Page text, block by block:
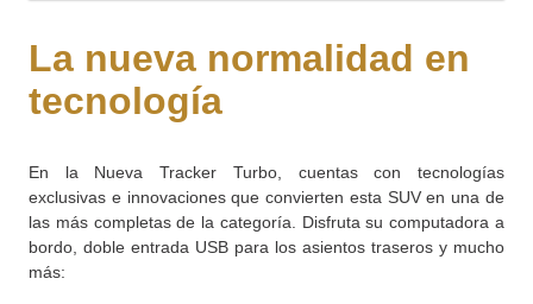
La nueva normalidad en
tecnología
En la Nueva Tracker Turbo, cuentas con tecnologías
exclusivas e innovaciones que convierten esta SUV en una de
las más completas de la categoría. Disfruta su computadora a
bordo, doble entrada USB para los asientos traseros y mucho
más: